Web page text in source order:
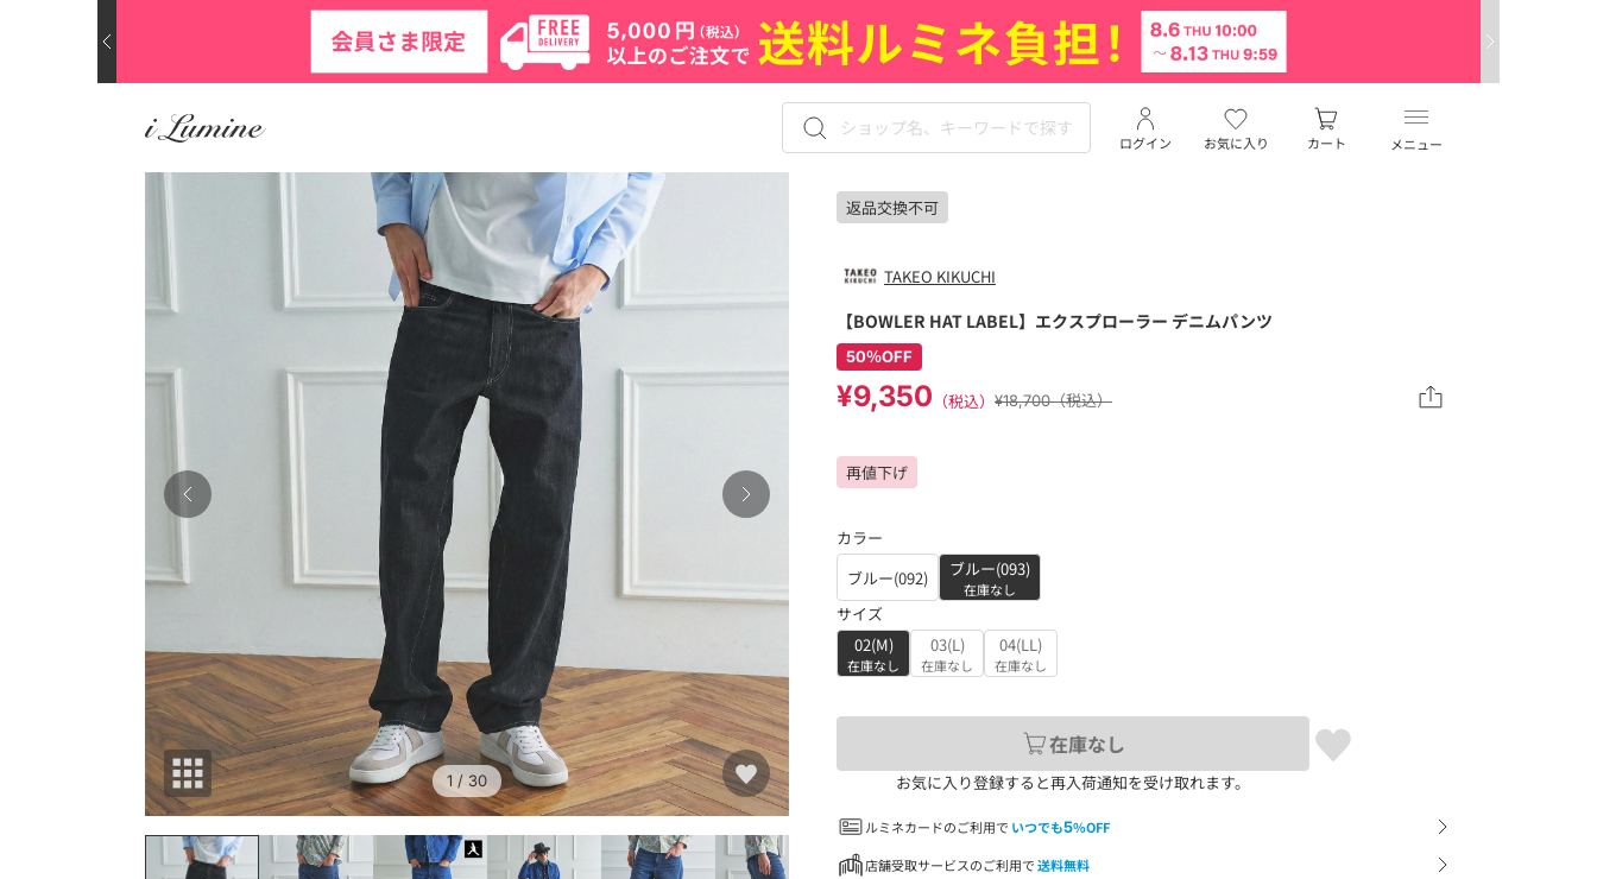
メニュー
お気に入り
ログイン カート
返品交換不可
1 / 30
TAKEO KIKUCHI
【BOWLER HAT LABEL】エクスプローラー デニムパンツ
50％OFF
¥9,350 （税込） ¥18,700（税込）
再値下げ
カラー
ブルー(092)
ブルー(093)
在庫なし
サイズ
02(M)
在庫なし
03(L)
在庫なし
04(LL)
在庫なし
在庫なし
お気に入り登録すると再入荷通知を受け取れます。
ルミネカードのご利用で いつでも5%OFF
店舗受取サービスのご利用で送料無料